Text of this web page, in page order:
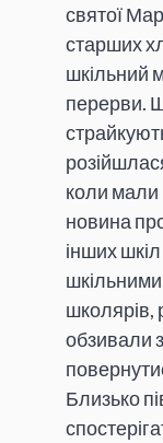
святої
старших
шкільний
перерви.
коли мали
новина
інших
школярів,
обзивали
Близько